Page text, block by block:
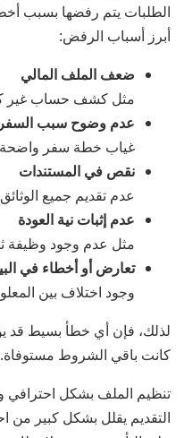
الطلبات يتم رفضها بسبب
أبرز أسباب الرفض:
ضعف الملف المالي
مثل كشف حساب غير
عدم وضوح سبب السفر
غياب خطة سفر واضحة
نقص في المستندات
عدم تقديم جميع
عدم إثبات نية العودة
مثل عدم وجود وظيفة
تعارض أو أخطاء في
وجود اختلاف بين
لذلك، فإن أي خطأ بسيط قد
كانت باقي الشروط مستوفاة.
تنظيم الملف بشكل احترافي
التقديم يقلل بشكل كبير من